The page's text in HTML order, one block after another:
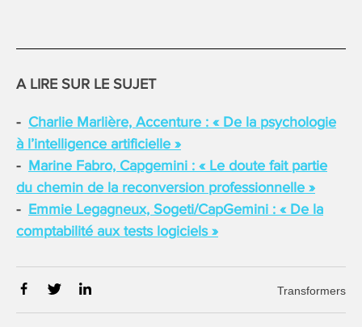
A LIRE SUR LE SUJET
Charlie Marlière, Accenture : « De la psychologie
à l’intelligence artificielle »
Marine Fabro, Capgemini : « Le doute fait partie
du chemin de la reconversion professionnelle »
Emmie Legagneux, Sogeti/CapGemini : « De la
comptabilité aux tests logiciels »
Transformers